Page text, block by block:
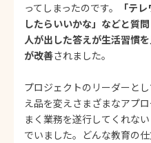
ってしまったのです。
「テ
したらいいかな」などと質
人が出した答えが生活習慣
が改善されました。
プロジェクトのリーダーと
え品を変えさまざまなアプ
まく業務を遂行してくれな
でいました。どんな教育の